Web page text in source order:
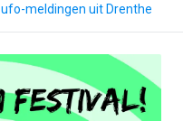
ufo-meldingen uit Drenthe